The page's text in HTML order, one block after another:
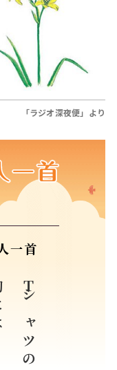
「ラジオ深夜便」より
一首
Ｔシャツの